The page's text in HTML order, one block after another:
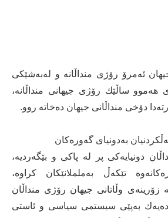
ئەمرۆ رۆژی منداڵانە و لەبەشێكی
وڵاتانیش 20/11ی هەموو ساڵێك رۆژی جیهانی منداڵانە،
دۆخی منداڵانی جیهان دەخاتە روو.
بەدونیای گەورەكان
دونیایەكی پر لە پاكی و بێگەردیە،
تێكەڵ بەململانێكان كراوە،
وڵاتانی جیهان رۆژی منداڵان
بەپێی سیستمی سیاسی و ئاستی